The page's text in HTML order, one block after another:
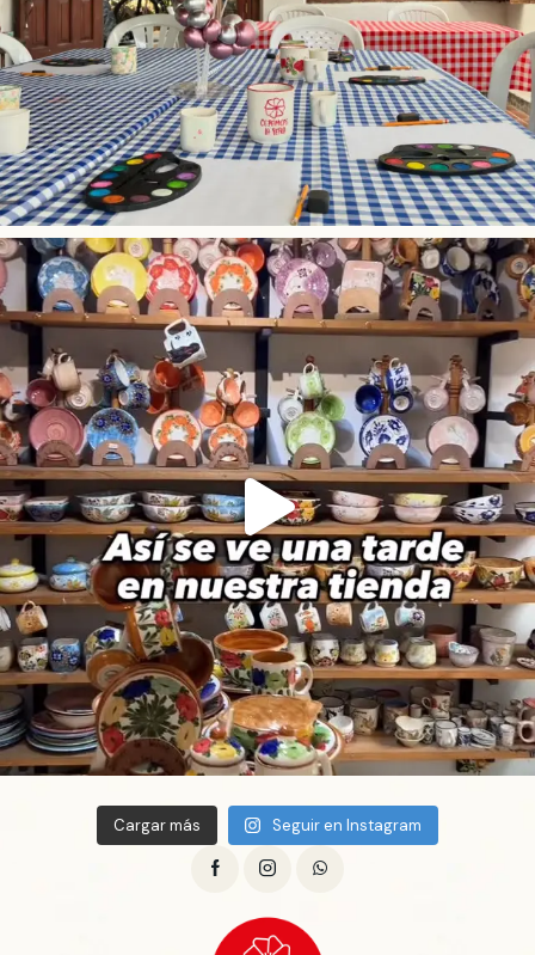
Cargar más Seguir en Instagram